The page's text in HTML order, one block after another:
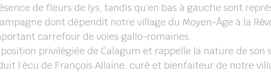
de fleurs de lys, tandis qu’en bas à gauche sont
dont dépendit notre village du Moyen-Âge à la
carrefour de voies gallo-romaines.
privilégiée de Calagum et rappelle la nature de son
l’écu de François Allaine, curé et bienfaiteur de notre